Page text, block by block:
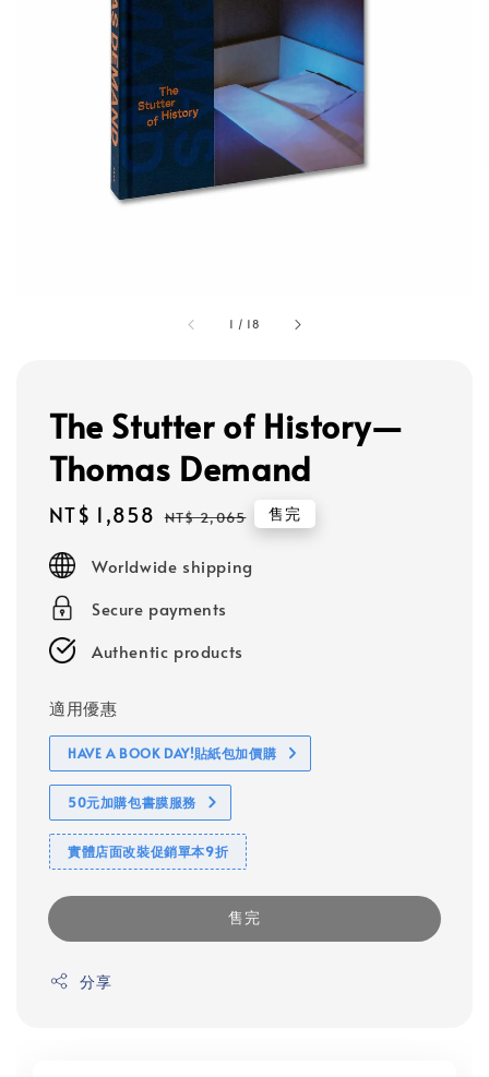
1 / 18
The Stutter of History—
Thomas Demand
Sale
NT$ 1,858 Regular
NT$ 2,065 售完
Worldwide shipping
Secure payments
Authentic products
適用優惠
HAVE A BOOK DAY!貼紙包加價購
50元加購包書膜服務
實體店面改裝促銷單本9折
售完
分享